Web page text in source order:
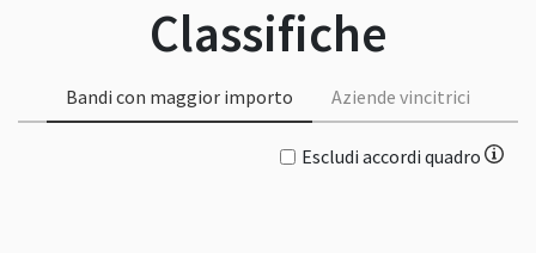
Classifiche
Bandi con maggior importo Aziende vincitrici
Escludi accordi quadro